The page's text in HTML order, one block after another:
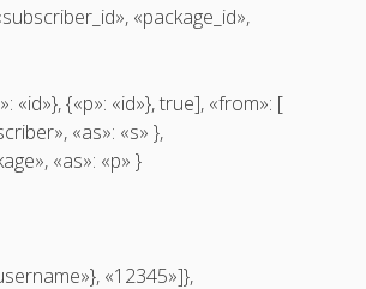
«package_id»,
«id»}, {«p»: «id»}, true], «from»: [
«as»: «s» },
«as»: «p» }
«12345»]},